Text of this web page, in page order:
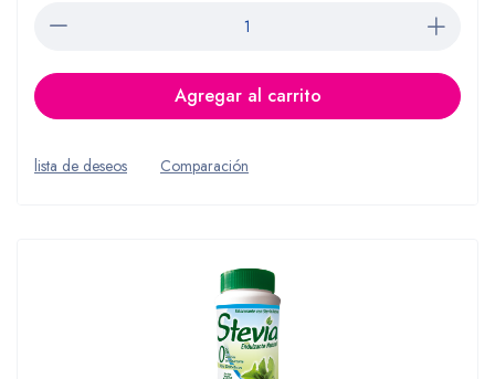
Agregar al carrito
lista de deseos Comparación